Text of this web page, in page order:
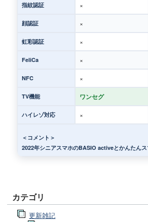
指紋認証 ×
顔認証 ×
虹彩認証 ×
FeliCa ×
NFC ×
TV機能 ワンセグ
ハイレゾ対応 ×
＜コメント＞
2022年シニアスマホのBASIO activeとかんたん
カテゴリ
更新雑記